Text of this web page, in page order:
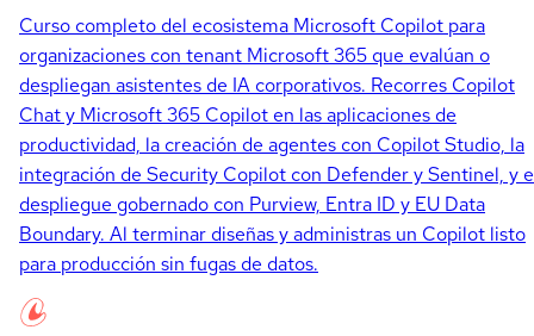
Curso completo del ecosistema Microsoft Copilot para
organizaciones con tenant Microsoft 365 que evalúan o
despliegan asistentes de IA corporativos. Recorres Copilot
Chat y Microsoft 365 Copilot en las aplicaciones de
productividad, la creación de agentes con Copilot Studio, la
integración de Security Copilot con Defender y Sentinel, y
despliegue gobernado con Purview, Entra ID y EU Data
Boundary. Al terminar diseñas y administras un Copilot listo
para producción sin fugas de datos.